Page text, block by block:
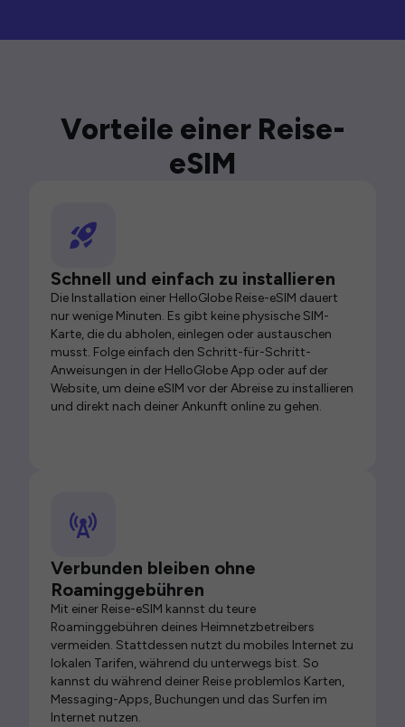
Vorteile einer Reise-
eSIM
Schnell und einfach zu installieren
Die Installation einer HelloGlobe Reise-eSIM dauert
nur wenige Minuten. Es gibt keine physische SIM-
Karte, die du abholen, einlegen oder austauschen
musst. Folge einfach den Schritt-für-Schritt-
Anweisungen in der HelloGlobe App oder auf der
Website, um deine eSIM vor der Abreise zu installieren
und direkt nach deiner Ankunft online zu gehen.
Verbunden bleiben ohne
Roaminggebühren
Mit einer Reise-eSIM kannst du teure
Roaminggebühren deines Heimnetzbetreibers
vermeiden. Stattdessen nutzt du mobiles Internet zu
lokalen Tarifen, während du unterwegs bist. So
kannst du während deiner Reise problemlos Karten,
Messaging-Apps, Buchungen und das Surfen im
Internet nutzen.